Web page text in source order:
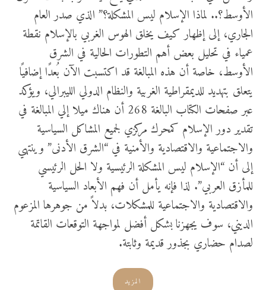
الأوسط؟.. لماذا الإسلام ليس المشكلة؟” الذي صدر العام
الجاري، إلى إظهار كيف يخلق الهوس الغربي بالإسلام نقطة
عمياء في تحليل بعض أهم التطورات الحالية في الشرق
الأوسط، خاصة أن هذه المبالغة قد اكتسبت الآن بُعدًا إضافيًا
يتعلق بتهديد للديمقراطية الغربية والنظام الدولي الليبرالي، ويؤكد
عبر صفحات الكتاب البالغة 268 أن هناك ميلا إلي المبالغة في
تقدير دور الإسلام كمحرك مركزي لجميع المشاكل السياسية
والاجتماعية والاقتصادية والأمنية في “الشرق الأدنى” وينتهي
إلى أن “الإسلام ليس المشكلة الرئيسية ولا الحل الرئيسي
للمأزق العربي”. لذا فإنه يأمل أن فهم الأبعاد السياسية
والاقتصادية والاجتماعية للمشكلات، بدلاً من جوهرها المزعوم
الديني، سوف يجهزنا بشكل أفضل لمواجهة التوقعات القاتمة
لصدام حضاري بجذور قديمة وثابتة.
المزيد